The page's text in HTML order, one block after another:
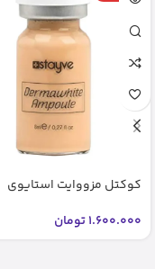
کوکتل مزووایت استایوی
1.600.000تومان